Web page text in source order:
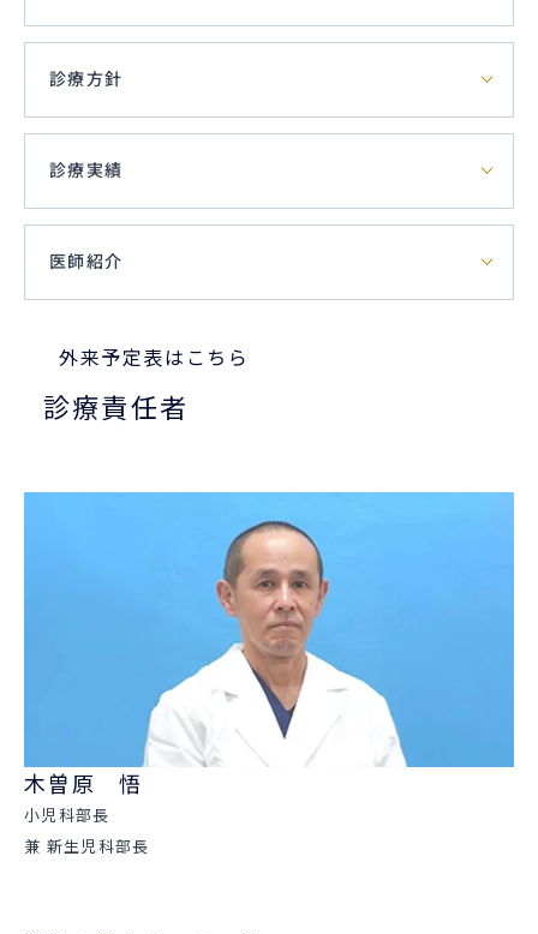
診療方針
診療実績
医師紹介
外来予定表はこちら
診療責任者
木曽原 悟
小児科部長
兼 新生児科部長